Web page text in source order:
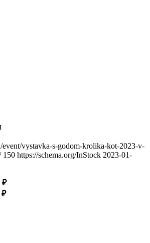
event/vystavka-s-godom-krolika-kot-2023-v-
150 https://schema.org/InStock 2023-01-
₽
₽